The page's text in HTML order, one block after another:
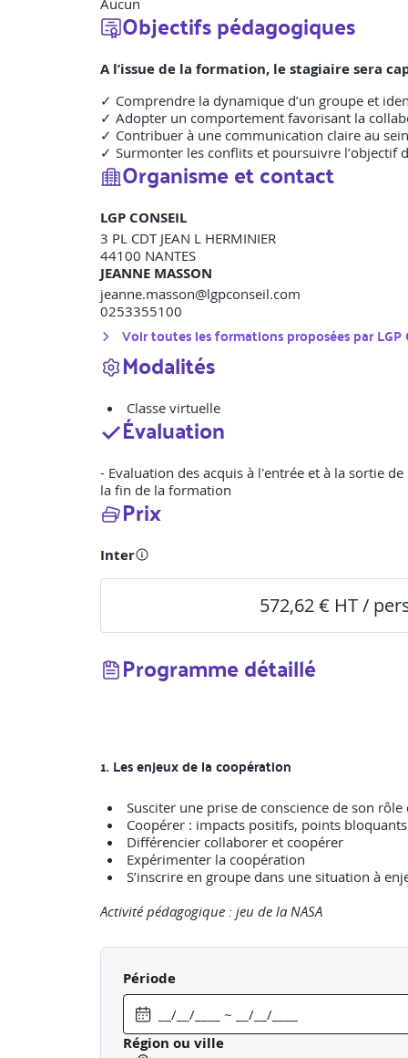
Aucun
Objectifs pédagogiques
A l’issue de la formation, le stagiaire sera
✓ Comprendre la dynamique d’un groupe et
✓ Adopter un comportement favorisant la
✓ Contribuer à une communication claire au
✓ Surmonter les conflits et poursuivre l’objectif
Organisme et contact
LGP CONSEIL
3 PL CDT JEAN L HERMINIER
44100 NANTES
JEANNE MASSON
jeanne.masson@lgpconseil.com
0253355100
Voir toutes les formations proposées parLGP
Modalités
Classe virtuelle
Évaluation
- Evaluation des acquis à l'entrée et à la sortie
la fin de la formation
Prix
Inter
572,62 € HT /
Programme détaillé
1. Les enjeux de la coopération
Susciter une prise de conscience de son
Coopérer : impacts positifs, points
Différencier collaborer et coopérer
Expérimenter la coopération
S’inscrire en groupe dans une situation à
Activité pédagogique : jeu de la NASA
2. La dynamique de groupe
S’approprier les principes fondamentaux
Différencier groupe et équipe
Les 4 étapes de la construction d’une équipe
Clarifier l’œuvre commune
Période
Région ou ville